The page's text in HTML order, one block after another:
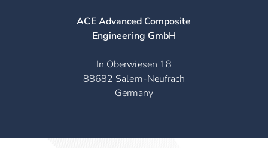
ACE Advanced Composite
Engineering GmbH
In Oberwiesen 18
88682 Salem-Neufrach
Germany